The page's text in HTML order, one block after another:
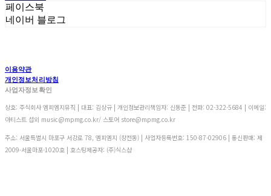
페이스북
네이버 블로그
이용약관
개인정보처리방침
사업자정보확인
상호: 주식회사 엠피엠지뮤직 | 대표: 김상규 | 개인정보관리책임자: 신동준 | 전화: 02-322-5684 | 이메일:
아티스트 섭외 music@mpmg.co.kr/ 스토어 store@mpmg.co.kr
주소: 서울특별시 마포구 서강로 78, 엠피엠지 (창전동) | 사업자등록번호: 150-87-02906 | 통신판매: 제
2009-서울마포-1020호 | 호스팅제공자: (주)식스샵